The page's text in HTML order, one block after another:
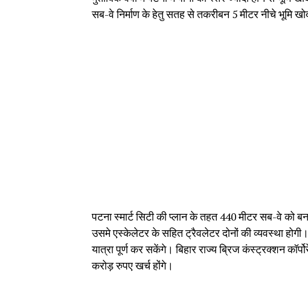
सब-वे निर्माण के हेतु सतह से तकरीबन 5 मीटर नीचे भूमि
पटना स्मार्ट सिटी की प्लान के तहत 440 मीटर सब-वे को
उसमे एस्केलेटर के सहित ट्रैवलेटर दोनों की व्यवस्था
यात्रा पूर्ण कर सकेंगे। बिहार राज्य ब्रिज कंस्ट्रक्शन
करोड़ रुपए खर्च होंगे।